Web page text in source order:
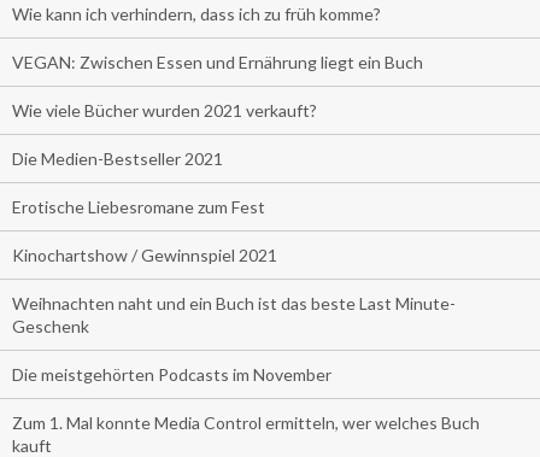
Wie kann ich verhindern, dass ich zu früh komme?
VEGAN: Zwischen Essen und Ernährung liegt ein Buch
Wie viele Bücher wurden 2021 verkauft?
Die Medien-Bestseller 2021
Erotische Liebesromane zum Fest
Kinochartshow / Gewinnspiel 2021
Weihnachten naht und ein Buch ist das beste Last Minute-
Geschenk
Die meistgehörten Podcasts im November
Zum 1. Mal konnte Media Control ermitteln, wer welches Buch
kauft